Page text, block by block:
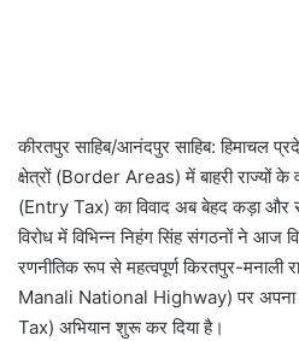
कीरतपुर साहिब/आनंदपुर साहिब: हिमाचल
क्षेत्रों (Border Areas) में बाहरी राज्यों के
(Entry Tax) का विवाद अब बेहद कड़ा
विरोध में विभिन्न निहंग सिंह संगठनों ने
रणनीतिक रूप से महत्वपूर्ण किरतपुर-मनाली
Manali National Highway) पर अपना
Tax) अभियान शुरू कर दिया है।